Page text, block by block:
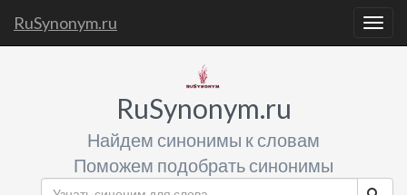
RuSynonym.ru
RuSynonym.ru
Найдем синонимы к словам
Поможем подобрать синонимы